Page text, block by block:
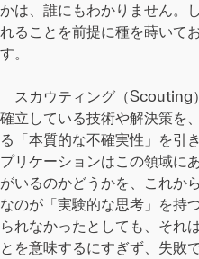
かは、誰にもわかりません。
れることを前提に種を蒔いて
す。
スカウティング（Scouting
確立している技術や解決策を
る「本質的な不確実性」を引
プリケーションはこの領域に
がいるのかどうかを、これか
なのが「実験的な思考」を持
られなかったとしても、それ
とを意味するにすぎず、失敗